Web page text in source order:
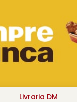
Livraria DM